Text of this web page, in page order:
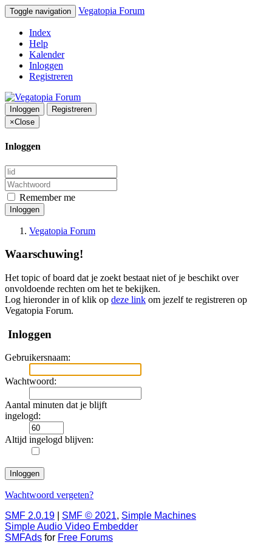
Toggle navigation Vegatopia Forum
Index
Help
Kalender
Inloggen
Registreren
Inloggen
Registreren
×Close
Inloggen
Remember me
Inloggen
Vegatopia Forum
Waarschuwing!
Het topic of board dat je zoekt bestaat niet of je beschikt over
onvoldoende rechten om het te bekijken.
Log hieronder in of klik op deze link om jezelf te registreren op
Vegatopia Forum.
Inloggen
Gebruikersnaam:
Wachtwoord:
Aantal minuten dat je blijft
ingelogd:
Altijd ingelogd blijven:
Wachtwoord vergeten?
SMF 2.0.19
SMF © 2021, Simple Machines
Simple Audio Video Embedder
SMFAds for Free Forums